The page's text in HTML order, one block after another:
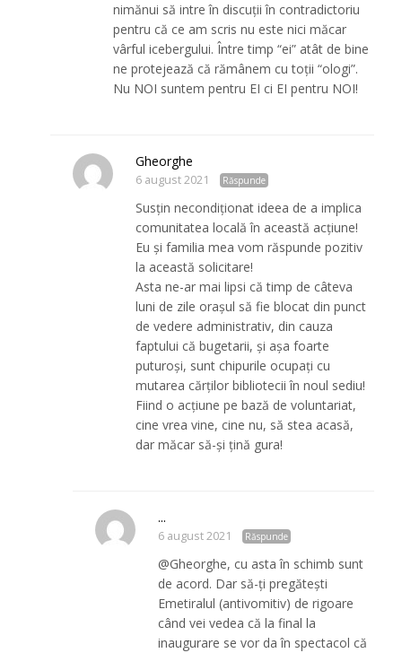
nimănui să intre în discuții în contradictoriu
pentru că ce am scris nu este nici măcar
vârful icebergului. Între timp “ei” atât de bine
ne protejează că rămânem cu toții “ologi”.
Nu NOI suntem pentru EI ci EI pentru NOI!
Gheorghe
6 august 2021 Răspunde
Susțin necondiționat ideea de a implica
comunitatea locală în această acțiune!
Eu și familia mea vom răspunde pozitiv
la această solicitare!
Asta ne-ar mai lipsi că timp de câteva
luni de zile orașul să fie blocat din punct
de vedere administrativ, din cauza
faptului că bugetarii, și așa foarte
puturoși, sunt chipurile ocupați cu
mutarea cărților bibliotecii în noul sediu!
Fiind o acțiune pe bază de voluntariat,
cine vrea vine, cine nu, să stea acasă,
dar măcar să-și țină gura!
...
6 august 2021 Răspunde
@Gheorghe, cu asta în schimb sunt
de acord. Dar să-ți pregătești
Emetiralul (antivomitiv) de rigoare
când vei vedea că la final la
inaugurare se vor da în spectacol că